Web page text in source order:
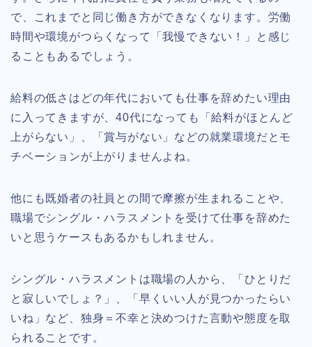
で、これまでと同じ働き方ができなくなります。労働
時間や環境がつらくなって「我慢できない！」と感じ
ることもあるでしょう。
給料の低さはどの年代においても仕事を辞めたい理由
に入ってきますが、40代になっても「給料がほとんど
上がらない」、「賞与がない」などの就業環境だとモ
チベーションが上がりませんよね。
他にも既婚者の社員との間で摩擦が生まれることや、
職場でシングル・ハラスメントを受けて仕事を辞めた
いと思うケースもあるかもしれません。
シングル・ハラスメントは職場の人から、「ひとりだ
と寂しいでしょ？」、「早くいい人が見つかったらい
いね」など、独身＝不幸と決めつけた言動や態度を取
られることです。